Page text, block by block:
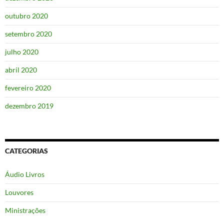
outubro 2020
setembro 2020
julho 2020
abril 2020
fevereiro 2020
dezembro 2019
CATEGORIAS
Áudio Livros
Louvores
Ministrações